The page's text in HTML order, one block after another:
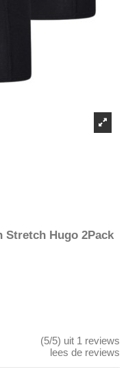
Stretch Hugo 2Pack
(5/5) uit 1 reviews
lees de reviews